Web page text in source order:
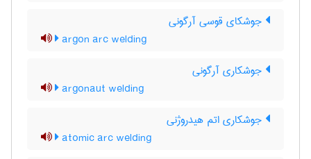
جوشکای قوسی آرگونی
argon arc welding
جوشکاری آرگونی
argonaut welding
جوشکاری اتم هیدروژنی
atomic arc welding